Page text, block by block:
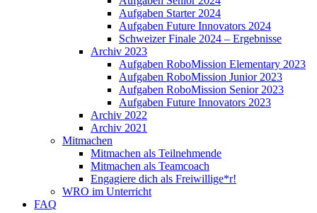
Aufgaben Starter 2024
Aufgaben Future Innovators 2024
Schweizer Finale 2024 – Ergebnisse
Archiv 2023
Aufgaben RoboMission Elementary 2023
Aufgaben RoboMission Junior 2023
Aufgaben RoboMission Senior 2023
Aufgaben Future Innovators 2023
Archiv 2022
Archiv 2021
Mitmachen
Mitmachen als Teilnehmende
Mitmachen als Teamcoach
Engagiere dich als Freiwillige*r!
WRO im Unterricht
FAQ